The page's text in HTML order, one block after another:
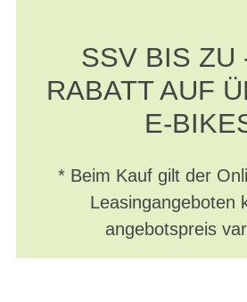
SSV BIS ZU
RABATT AUF
E-
* Beim Kauf gilt der
Leasingangeboten
angebotspreis